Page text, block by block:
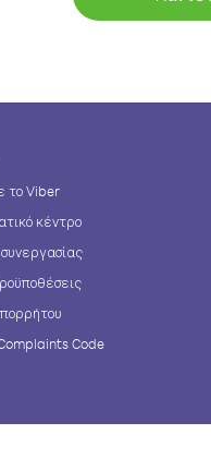
το Viber
κέντρο
Code